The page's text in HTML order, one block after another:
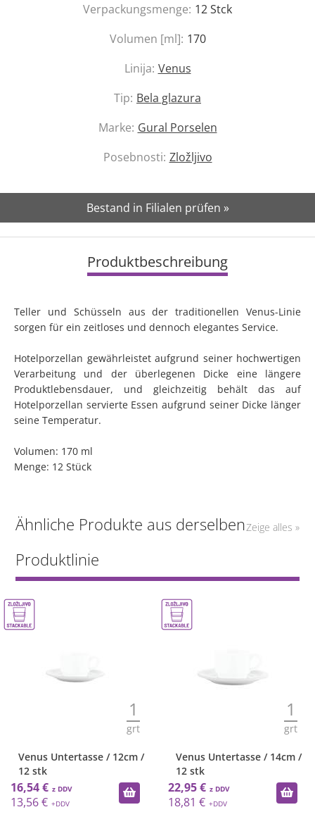
Verpackungsmenge: 12Stck
Volumen [ml]: 170
Linija: Venus
Tip: Bela glazura
Marke: Gural Porselen
Posebnosti: Zložljivo
Bestand in Filialen prüfen »
Produktbeschreibung
Teller und Schüsseln aus der traditionellen Venus-Linie
sorgen für ein zeitloses und dennoch elegantes Service.
Hotelporzellan gewährleistet aufgrund seiner hochwertigen
Verarbeitung und der überlegenen Dicke eine längere
Produktlebensdauer, und gleichzeitig behält das auf
Hotelporzellan servierte Essen aufgrund seiner Dicke länger
seine Temperatur.
Volumen: 170 ml
Menge: 12 Stück
Ähnliche Produkte aus derselben
Produktlinie
Zeige alles »
1
grt
Venus Untertasse / 12cm /
12 stk
16,54 €
13,56 €
1
grt
Venus Untertasse / 14cm /
12 stk
22,95 €
18,81 €